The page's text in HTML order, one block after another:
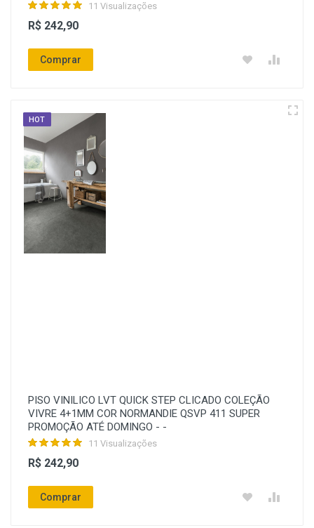
11 Visualizações
R$ 242,90
Comprar
HOT
PISO VINILICO LVT QUICK STEP CLICADO COLEÇÃO
VIVRE 4+1MM COR NORMANDIE QSVP 411 SUPER
PROMOÇÃO ATÉ DOMINGO - -
11 Visualizações
R$ 242,90
Comprar